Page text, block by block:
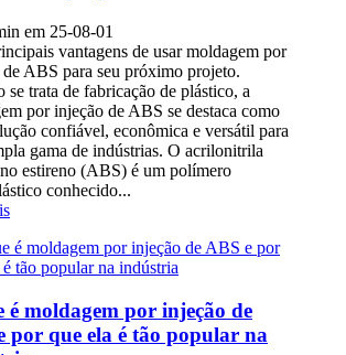
em 25-08-01
vantagens de usar moldagem por
ABS para seu próximo projeto.
se trata de fabricação de plástico, a
por injeção de ABS se destaca como
confiável, econômica e versátil para
gama de indústrias. O acrilonitrila
estireno (ABS) é um polímero
conhecido...
é moldagem por injeção de
por que ela é tão popular na